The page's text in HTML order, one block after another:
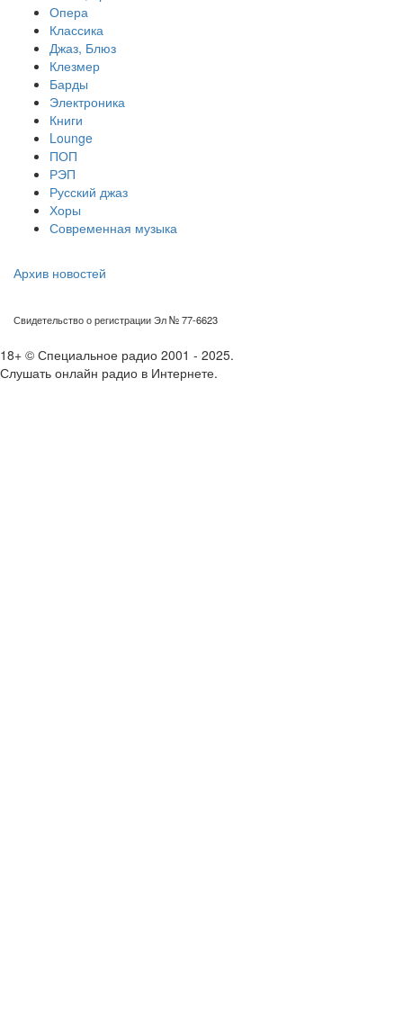
Опера
Классика
Джаз, Блюз
Клезмер
Барды
Электроника
Книги
Lounge
ПОП
РЭП
Русский джаз
Хоры
Современная музыка
Архив новостей
Свидетельство о регистрации Эл № 77-6623
18+ © Специальное радио 2001 - 2025.
Слушать онлайн радио в Интернете.